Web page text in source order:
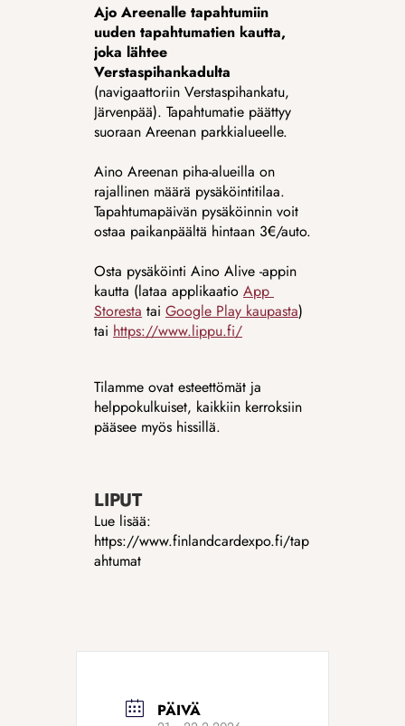
Ajo Areenalle tapahtumiin
uuden tapahtumatien kautta,
joka lähtee
Verstaspihankadulta
(navigaattoriin Verstaspihankatu,
Järvenpää). Tapahtumatie päättyy
suoraan Areenan parkkialueelle.
Aino Areenan piha-alueilla on
rajallinen määrä pysäköintitilaa.
Tapahtumapäivän pysäköinnin voit
ostaa paikanpäältä hintaan 3€/auto.
Osta pysäköinti Aino Alive -appin
kautta (lataa applikaatio App
Storesta tai Google Play kaupasta)
tai https://www.lippu.fi/
Tilamme ovat esteettömät ja
helppokulkuiset, kaikkiin kerroksiin
pääsee myös hissillä.
LIPUT
Lue lisää:
https://www.finlandcardexpo.fi/tap
ahtumat
PÄIVÄ